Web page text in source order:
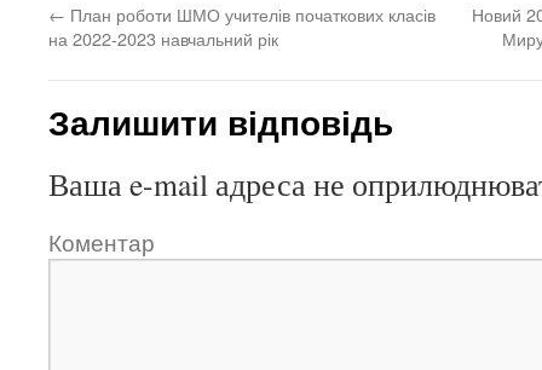
← План роботи ШМО учителів початкових класів
на 2022-2023 навчальний рік
Новий
Залишити відповідь
Ваша e-mail адреса не
Коментар